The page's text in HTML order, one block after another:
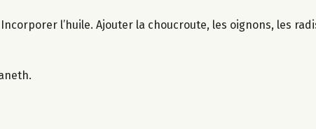
l’huile. Ajouter la choucroute, les oignons, les